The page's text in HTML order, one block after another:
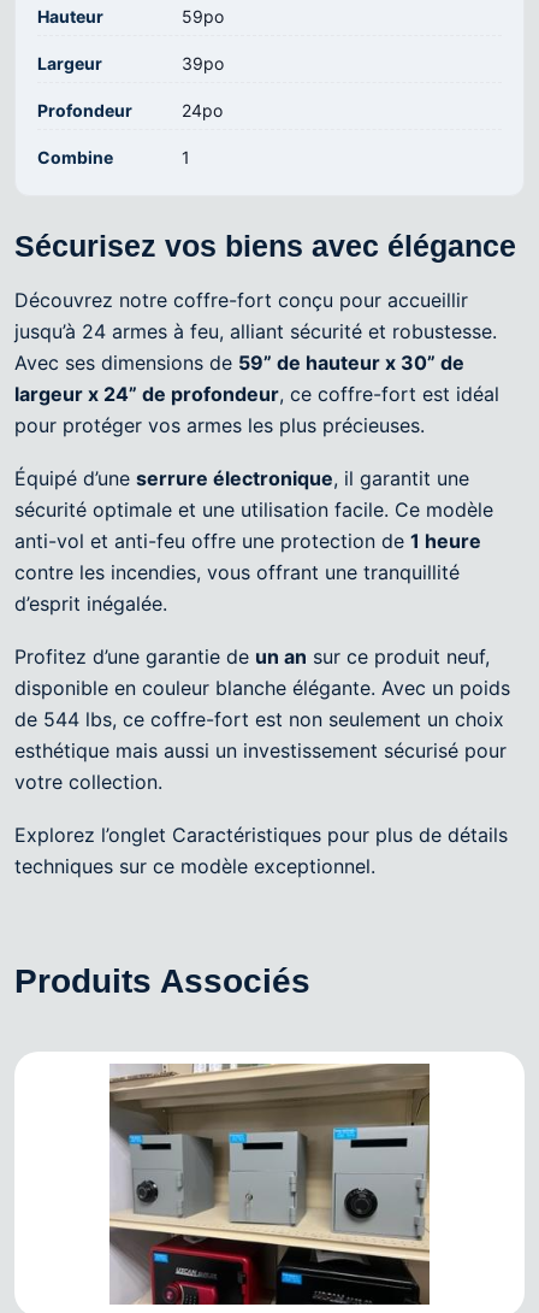
Hauteur 59po
Largeur 39po
Profondeur 24po
Combine 1
Sécurisez vos biens avec élégance
Découvrez notre coffre-fort conçu pour accueillir
jusqu’à 24 armes à feu, alliant sécurité et robustesse.
Avec ses dimensions de 59” de hauteur x 30” de
largeur x 24” de profondeur, ce coffre-fort est idéal
pour protéger vos armes les plus précieuses.
Équipé d’une serrure électronique, il garantit une
sécurité optimale et une utilisation facile. Ce modèle
anti-vol et anti-feu offre une protection de 1 heure
contre les incendies, vous offrant une tranquillité
d’esprit inégalée.
Profitez d’une garantie de un an sur ce produit neuf,
disponible en couleur blanche élégante. Avec un poids
de 544 lbs, ce coffre-fort est non seulement un choix
esthétique mais aussi un investissement sécurisé pour
votre collection.
Explorez l’onglet Caractéristiques pour plus de détails
techniques sur ce modèle exceptionnel.
Produits Associés